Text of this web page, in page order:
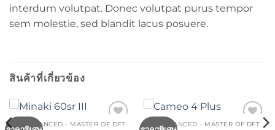
interdum volutpat. Donec volutpat purus tempor
sem molestie, sed blandit lacus posuere.
สินค้าที่เกี่ยวข้อง
DFT ADVANCED - MASTER OF DFT DFT ADVANCED - MASTER OF DFT